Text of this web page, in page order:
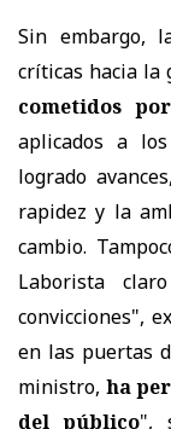
Sin embargo,
críticas hacia la
cometidos
aplicados a
logrado
rapidez y la
cambio.
Laborista
convicciones",
en las puertas
ministro, ha
del público",